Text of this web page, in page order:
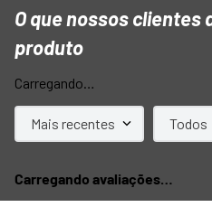
O que nossos
Carregando…
Mais recentes Todos
Carregando avaliações…